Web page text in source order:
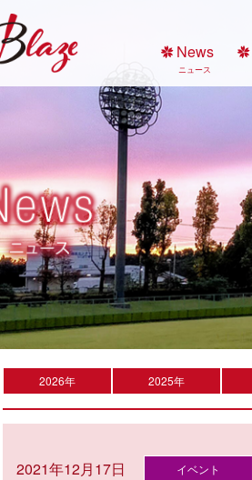
News
ニュース
2026年 2025年
2021年12月17日 イベント